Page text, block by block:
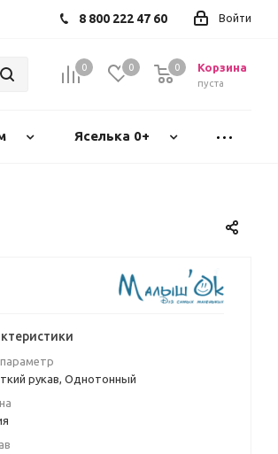
Войти
8 800 222 47 60
0 0 Корзина
пуста
0
Яселька 0+
рукав, Однотонный